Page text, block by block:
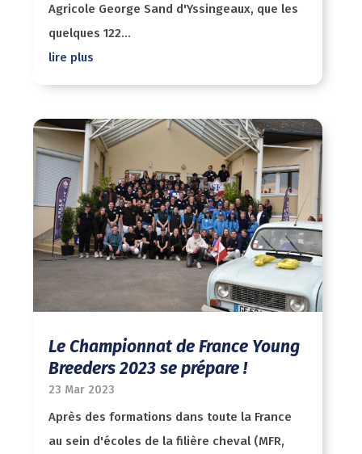
Agricole George Sand d'Yssingeaux, que les
quelques 122...
lire plus
Le Championnat de France Young
Breeders 2023 se prépare !
23 Mar 2023
Après des formations dans toute la France
au sein d'écoles de la filière cheval (MFR,